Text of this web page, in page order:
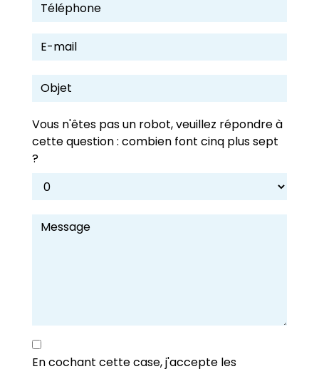
Vous n'êtes pas un robot, veuillez répondre à
cette question : combien font cinq plus sept
?
En cochant cette case, j'accepte les